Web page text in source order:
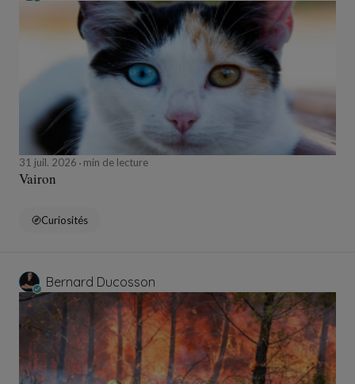
31 juil. 2026 min de lecture
Vairon
Curiosités
Bernard Ducosson